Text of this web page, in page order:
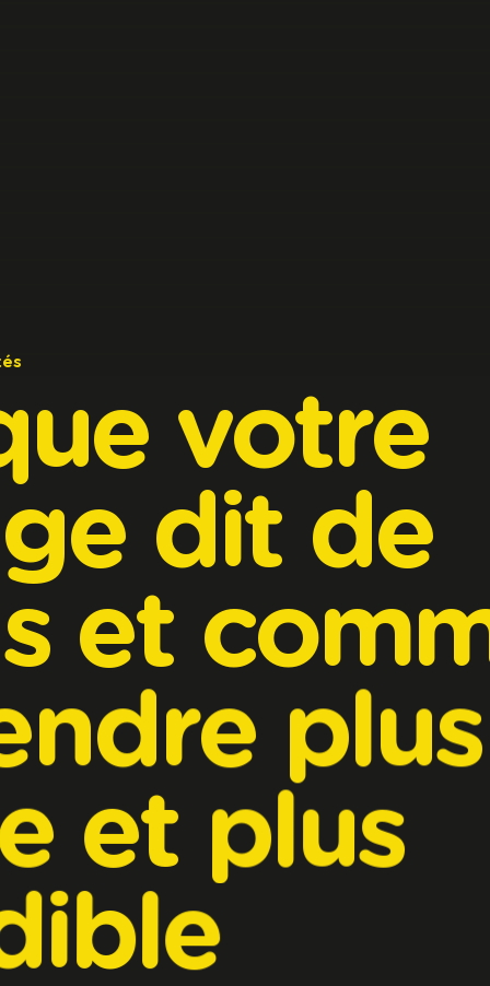
votre
dit de
et
plus
et plus